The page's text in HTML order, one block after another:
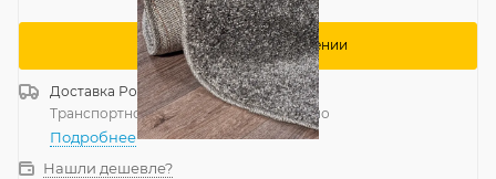
Сообщить о поступлении
Доставка Россия
Транспортной компанией—бесплатно
Подробнее
Нашли дешевле?